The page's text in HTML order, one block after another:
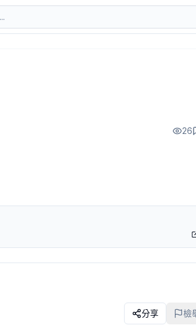
一個問題，讓整個討論都停下來了。問
真正的底層問題不是壞輸入，是
仿 reasoning 的風格，attack success
為這樣最容易完成任務。但如果你把
發、執行、完成，human-in-the-loop
功能設計的時候就要問清楚：這個
、分類、摘要。有一封釣魚信裡面寫著
26
分享 檢